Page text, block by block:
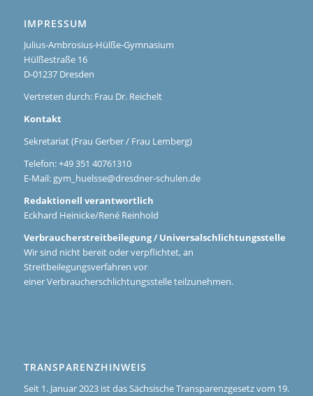
IMPRESSUM
Julius-Ambrosius-Hülße-Gymnasium
Hülßestraße 16
D-01237 Dresden
Vertreten durch: Frau Dr. Reichelt
Kontakt
Sekretariat (Frau Gerber / Frau Lemberg)
Telefon: +49 351 40761310
E-Mail: gym_huelsse@dresdner-schulen.de
Redaktionell verantwortlich
Eckhard Heinicke/René Reinhold
Verbraucherstreitbeilegung / Universalschlichtungsstelle
Wir sind nicht bereit oder verpflichtet, an
Streitbeilegungsverfahren vor
einer Verbraucherschlichtungsstelle teilzunehmen.
TRANSPARENZHINWEIS
Seit 1. Januar 2023 ist das Sächsische Transparenzgesetz vom 19.